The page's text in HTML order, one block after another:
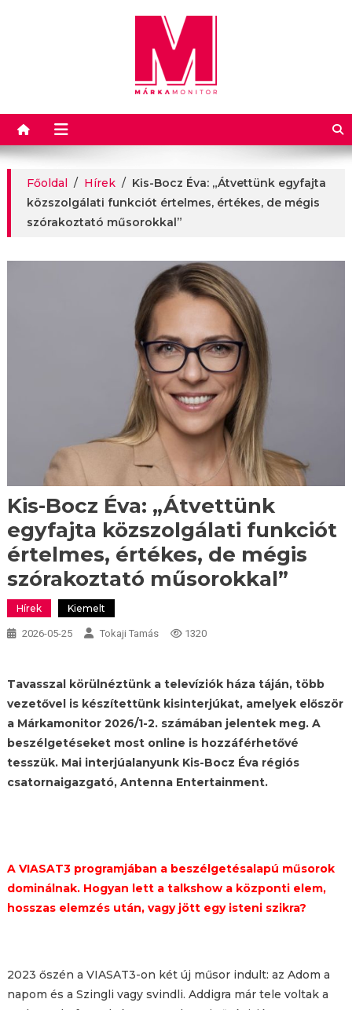
Márkamonitor
Főoldal / Hírek / Kis-Bocz Éva: „Átvettünk egyfajta
közszolgálati funkciót értelmes, értékes, de mégis
szórakoztató műsorokkal”
Kis-Bocz Éva: „Átvettünk
egyfajta közszolgálati funkciót
értelmes, értékes, de mégis
szórakoztató műsorokkal”
Hírek Kiemelt
2026-05-25 Tokaji Tamás 1320
Tavasszal körülnéztünk a televíziók háza táján, több
vezetővel is készítettünk kisinterjúkat, amelyek először
a Márkamonitor 2026/1-2. számában jelentek meg. A
beszélgetéseket most online is hozzáférhetővé
tesszük. Mai interjúalanyunk Kis-Bocz Éva régiós
csatornaigazgató, Antenna Entertainment.
A VIASAT3 programjában a beszélgetésalapú műsorok
dominálnak. Hogyan lett a talkshow a központi elem,
hosszas elemzés után, vagy jött egy isteni szikra?
2023 őszén a VIASAT3-on két új műsor indult: az Adom a
napom és a Szingli vagy svindli. Addigra már tele voltak a